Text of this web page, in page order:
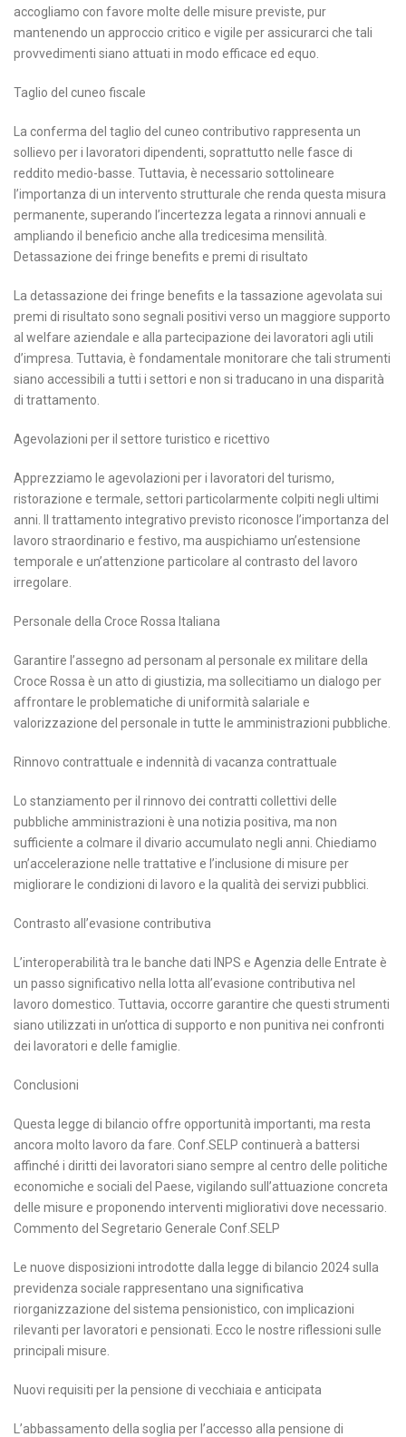
accogliamo con favore molte delle misure previste, pur
mantenendo un approccio critico e vigile per assicurarci che tali
provvedimenti siano attuati in modo efficace ed equo.
Taglio del cuneo fiscale
La conferma del taglio del cuneo contributivo rappresenta un
sollievo per i lavoratori dipendenti, soprattutto nelle fasce di
reddito medio-basse. Tuttavia, è necessario sottolineare
l’importanza di un intervento strutturale che renda questa misura
permanente, superando l’incertezza legata a rinnovi annuali e
ampliando il beneficio anche alla tredicesima mensilità.
Detassazione dei fringe benefits e premi di risultato
La detassazione dei fringe benefits e la tassazione agevolata sui
premi di risultato sono segnali positivi verso un maggiore supporto
al welfare aziendale e alla partecipazione dei lavoratori agli utili
d’impresa. Tuttavia, è fondamentale monitorare che tali strumenti
siano accessibili a tutti i settori e non si traducano in una disparità
di trattamento.
Agevolazioni per il settore turistico e ricettivo
Apprezziamo le agevolazioni per i lavoratori del turismo,
ristorazione e termale, settori particolarmente colpiti negli ultimi
anni. Il trattamento integrativo previsto riconosce l’importanza del
lavoro straordinario e festivo, ma auspichiamo un’estensione
temporale e un’attenzione particolare al contrasto del lavoro
irregolare.
Personale della Croce Rossa Italiana
Garantire l’assegno ad personam al personale ex militare della
Croce Rossa è un atto di giustizia, ma sollecitiamo un dialogo per
affrontare le problematiche di uniformità salariale e
valorizzazione del personale in tutte le amministrazioni pubbliche.
Rinnovo contrattuale e indennità di vacanza contrattuale
Lo stanziamento per il rinnovo dei contratti collettivi delle
pubbliche amministrazioni è una notizia positiva, ma non
sufficiente a colmare il divario accumulato negli anni. Chiediamo
un’accelerazione nelle trattative e l’inclusione di misure per
migliorare le condizioni di lavoro e la qualità dei servizi pubblici.
Contrasto all’evasione contributiva
L’interoperabilità tra le banche dati INPS e Agenzia delle Entrate è
un passo significativo nella lotta all’evasione contributiva nel
lavoro domestico. Tuttavia, occorre garantire che questi strumenti
siano utilizzati in un’ottica di supporto e non punitiva nei confronti
dei lavoratori e delle famiglie.
Conclusioni
Questa legge di bilancio offre opportunità importanti, ma resta
ancora molto lavoro da fare. Conf.SELP continuerà a battersi
affinché i diritti dei lavoratori siano sempre al centro delle politiche
economiche e sociali del Paese, vigilando sull’attuazione concreta
delle misure e proponendo interventi migliorativi dove necessario.
Commento del Segretario Generale Conf.SELP
Le nuove disposizioni introdotte dalla legge di bilancio 2024 sulla
previdenza sociale rappresentano una significativa
riorganizzazione del sistema pensionistico, con implicazioni
rilevanti per lavoratori e pensionati. Ecco le nostre riflessioni sulle
principali misure.
Nuovi requisiti per la pensione di vecchiaia e anticipata
L’abbassamento della soglia per l’accesso alla pensione di